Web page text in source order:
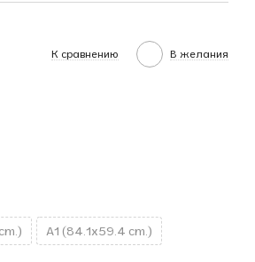
К сравнению В желания
A1 (84.1x59.4 cm.)